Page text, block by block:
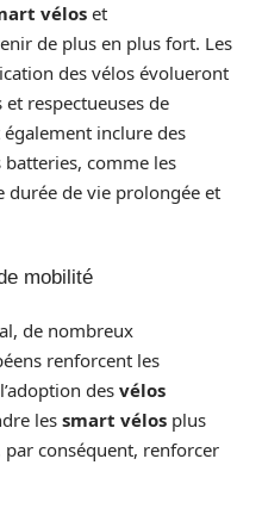
véloset
de plus en plus fort. Les
des vélos évolueront
respectueuses de
inclure des
batteries, comme les
durée de vie prolongée et
mobilité
de nombreux
renforcent les
des vélos
les smart vélos plus
conséquent, renforcer